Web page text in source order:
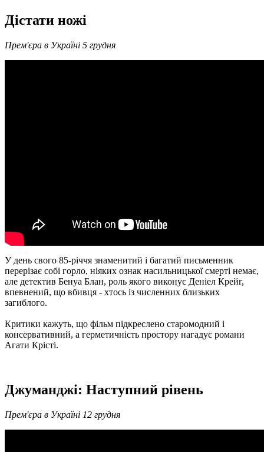
Дістати ножі
Прем'єра в Україні 5 грудня
У день свого 85-річчя знаменитий і багатий письменник
перерізає собі горло, ніяких ознак насильницької смерті немає,
але детектив Бенуа Блан, роль якого виконує Деніел Крейг,
впевнений, що вбивця - хтось із численних близьких
загиблого.
Критики кажуть, що фільм підкреслено старомодний і
консервативний, а герметичність простору нагадує романи
Агати Крісті.
Джуманджі: Наступний рівень
Прем'єра в Україні 12 грудня